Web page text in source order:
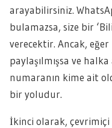
arayabilirsiniz.
bulamazsa, size bir
verecektir. Ancak,
paylaşılmışsa ve
numaranın kime ait
bir yoludur.
İkinci olarak,